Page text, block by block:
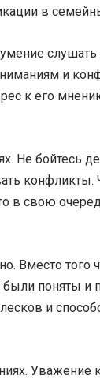
в
слушать
и
к его
Не бойтесь
конфликты.
в свою
Вместо того
были поняты
и
Уважение